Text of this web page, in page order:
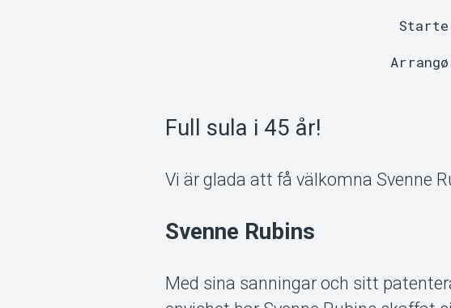
Full sula i 45 år!
Vi är glada att få välkomna Svenne
Svenne Rubins
Med sina sanningar och sitt